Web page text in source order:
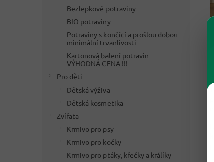
Bezlepkové potraviny
BIO potraviny
Potraviny s končící a prošlou dobou
minimální trvanlivosti
Kartonová balení potravin -
VÝHODNÁ CENA !!!
Pro děti
Dětská výživa
Dětská kosmetika
Zvířata
Krmivo pro psy
Krmivo pro kočky
Krmivo pro ptáky, křečky a králíky